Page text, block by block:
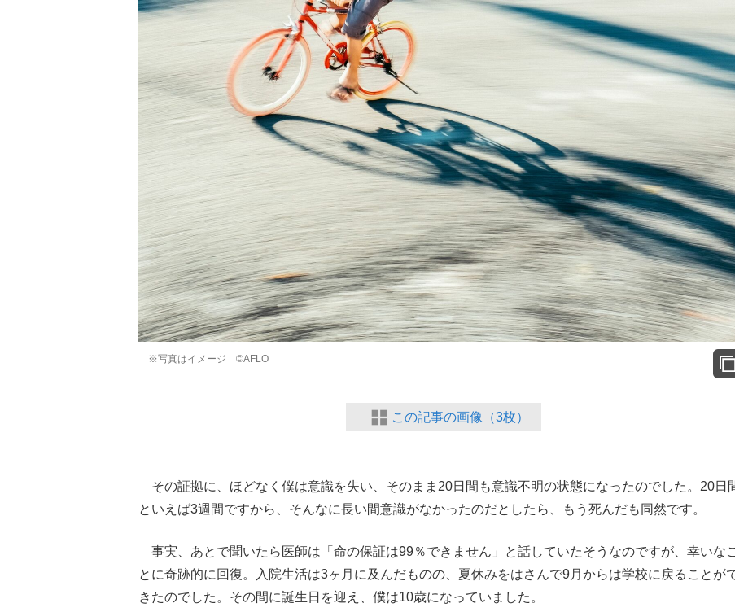
※写真はイメージ ©AFLO
この記事の画像（3枚）
その証拠に、ほどなく僕は意識を失い、そのまま20日間も意識不明の状態になったのでした。20日
といえば3週間ですから、そんなに長い間意識がなかったのだとしたら、もう死んだも同然です。
事実、あとで聞いたら医師は「命の保証は99％できません」と話していたそうなのですが、幸いなこ
とに奇跡的に回復。入院生活は3ヶ月に及んだものの、夏休みをはさんで9月からは学校に戻ることが
きたのでした。その間に誕生日を迎え、僕は10歳になっていました。